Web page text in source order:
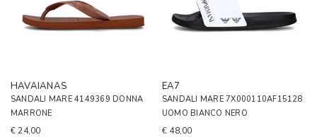
HAVAIANAS
SANDALI MARE 4149369 DONNA
MARRONE
€ 24,00
EA7
SANDALI MARE 7X000110AF15128
UOMO BIANCO NERO
€ 48,00